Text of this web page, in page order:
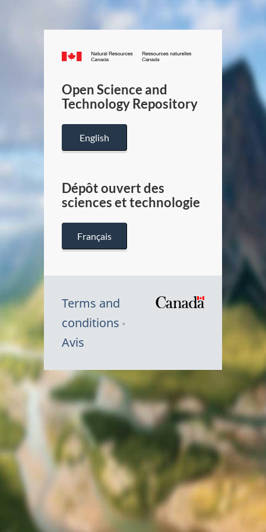
Canada.ca
/
Canada
Open Science and
Technology Repository
English
Dépôt ouvert des
sciences et technologie
Français
Terms and
conditions
Avis
Canada